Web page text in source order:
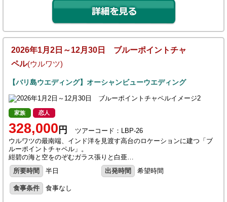
2026年1月2日～12月30日 ブルーポイントチャ
ペル(ウルワツ)
【バリ島ウエディング】オーシャンビューウエディング
家族 恋人
328,000 円
ツアーコード：LBP-26
ウルワツの最南端、インド洋を見渡す高台のロケーションに建つ「ブ
ルーポイントチャペル」。
紺碧の海と空をのぞむガラス張りと白亜…
所要時間
半日 出発時間 希望時間
食事条件 食事なし